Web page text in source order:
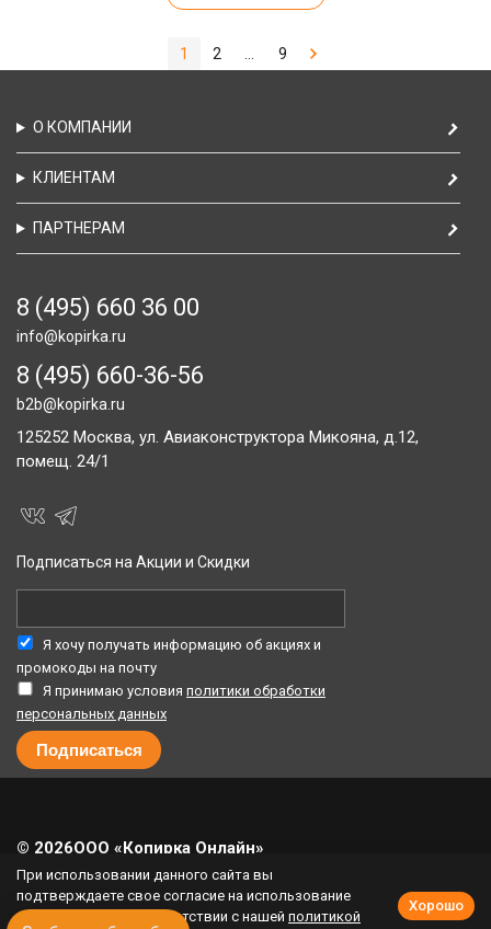
1 2 ... 9
О КОМПАНИИ
КЛИЕНТАМ
ПАРТНЕРАМ
8 (495) 660 36 00
info@kopirka.ru
8 (495) 660-36-56
b2b@kopirka.ru
125252 Москва, ул. Авиаконструктора Микояна, д.12,
помещ. 24/1
Подписаться на Акции и Скидки
Я хочу получать информацию об акциях и
промокоды на почту
Я принимаю условия политики обработки
персональных данных
© 2026ООО «Копирка Онлайн»
10% кешбэк за каждый заказ
Публичная оферта программы лояльности
При использовании данного сайта вы
подтверждаете свое согласие на использование
cookie-файлов в соответствии с нашей политикой
Хорошо